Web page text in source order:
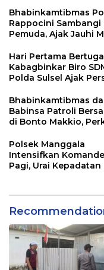
Bhabinkamtibmas
Rappocini Sambangi
Pemuda, Ajak Jauhi
Hari Pertama
Kabagbinkar Biro
Polda Sulsel Ajak
Kebersihan
Bhabinkamtibmas
Babinsa Patroli
di Bonto Makkio,
Polsek Manggala
Intensifkan
Pagi, Urai Kepadatan